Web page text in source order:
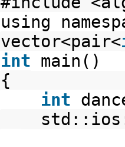
using
vector<pair<
int main()
{
int